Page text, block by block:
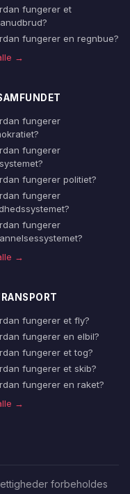
fungerer et
fungerer en regnbue?
→
fungerer
fungerer
fungerer politiet?
fungerer
fungerer
→
fungerer et fly?
fungerer en elbil?
fungerer et tog?
fungerer et skib?
fungerer en raket?
→
forbeholdes